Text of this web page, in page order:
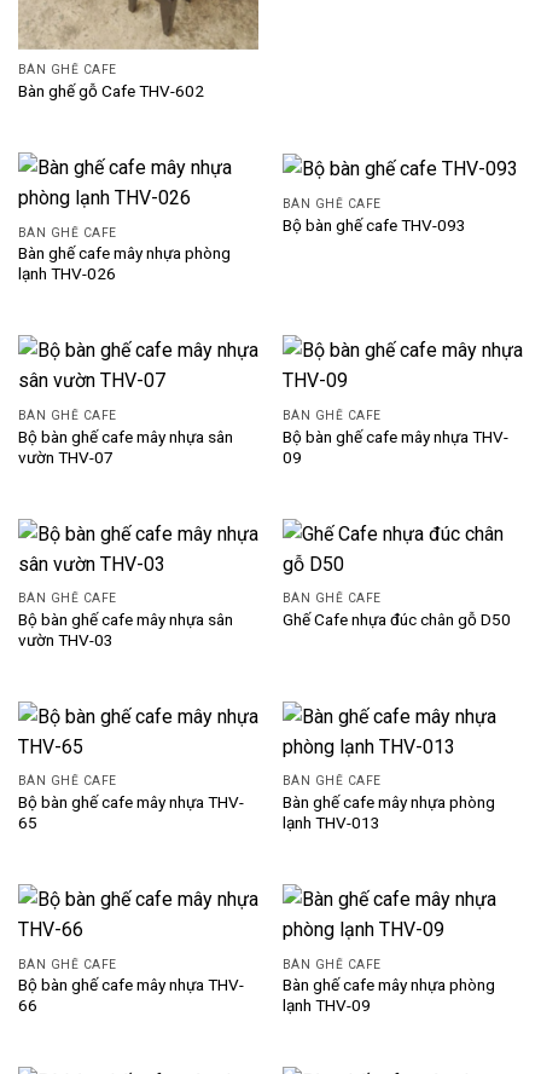
BÀN GHẾ CAFE
Bàn ghế gỗ Cafe THV-602
BÀN GHẾ CAFE
Bàn ghế cafe mây nhựa phòng
lạnh THV-026
BÀN GHẾ CAFE
Bộ bàn ghế cafe THV-093
BÀN GHẾ CAFE
Bộ bàn ghế cafe mây nhựa sân
vườn THV-07
BÀN GHẾ CAFE
Bộ bàn ghế cafe mây nhựa THV-
09
BÀN GHẾ CAFE
Bộ bàn ghế cafe mây nhựa sân
vườn THV-03
BÀN GHẾ CAFE
Ghế Cafe nhựa đúc chân gỗ D50
BÀN GHẾ CAFE
Bộ bàn ghế cafe mây nhựa THV-
65
BÀN GHẾ CAFE
Bàn ghế cafe mây nhựa phòng
lạnh THV-013
BÀN GHẾ CAFE
Bộ bàn ghế cafe mây nhựa THV-
66
BÀN GHẾ CAFE
Bàn ghế cafe mây nhựa phòng
lạnh THV-09